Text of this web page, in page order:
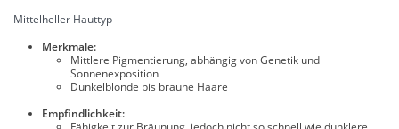
Mittelheller Hauttyp
Merkmale:
Mittlere Pigmentierung, abhängig von Genetik und
Sonnenexposition
Dunkelblonde bis braune Haare
Empfindlichkeit: